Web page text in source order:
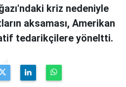
kriz nedeniyle
aksaması, Amerikan
tedarikçilere yöneltti.